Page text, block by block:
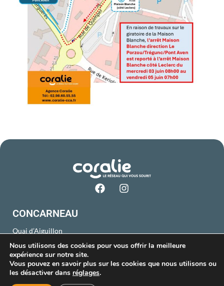
CONCARNEAU
Quai d’Aiguillon
02 98 60 55 55
du lundi au vendredi
8h45 à 12h30 et 13h30 à 18h30
samedi de 8h45 à 12h30
Nous utilisons des cookies pour vous offrir la meilleure
expérience sur notre site.
Vous pouvez en savoir plus sur les cookies que nous utilisons ou
les désactiver dans réglages.